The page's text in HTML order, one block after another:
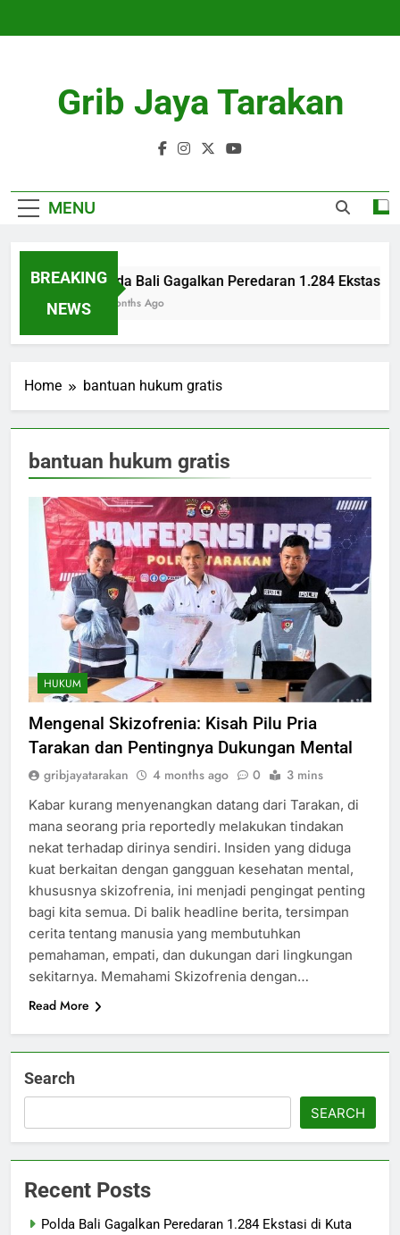
Grib Jaya Tarakan
MENU
BREAKING
NEWS
Polda Bali Gagalkan Peredaran 1.284 Ekstasi
4 Months Ago
Home bantuan hukum gratis
bantuan hukum gratis
HUKUM
Mengenal Skizofrenia: Kisah Pilu Pria
Tarakan dan Pentingnya Dukungan Mental
gribjayatarakan 4 months ago 0 3 mins
Kabar kurang menyenangkan datang dari Tarakan, di
mana seorang pria reportedly melakukan tindakan
nekat terhadap dirinya sendiri. Insiden yang diduga
kuat berkaitan dengan gangguan kesehatan mental,
khususnya skizofrenia, ini menjadi pengingat penting
bagi kita semua. Di balik headline berita, tersimpan
cerita tentang manusia yang membutuhkan
pemahaman, empati, dan dukungan dari lingkungan
sekitarnya. Memahami Skizofrenia dengan…
Read More
Search
SEARCH
Recent Posts
Polda Bali Gagalkan Peredaran 1.284 Ekstasi di Kuta